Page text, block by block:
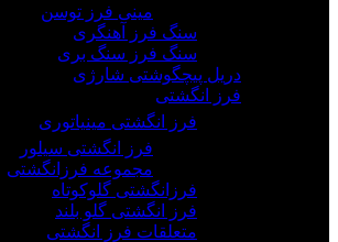
مینی فرز توسن
سنگ فرز آهنگری
سنگ فرز سنگ بری
دریل پیچگوشتی شارژی
فرز انگشتی
فرز انگشتی مینیاتوری
فرز انگشتی سیلور
مجموعه فرزانگشتی
فرزانگشتی گلوکوتاه
فرز انگشتی گلو بلند
متعلقات فرز انگشتی